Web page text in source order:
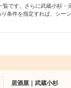
です。さらに武蔵小杉・
条件を指定すれば、シー
居酒屋｜武蔵小杉